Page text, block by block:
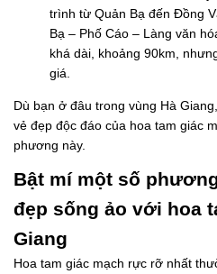
trình từ Quản Bạ đến Đồng
Bạ – Phố Cáo – Làng văn
khá dài, khoảng 90km,
giá.
Dù bạn ở đâu trong vùng Hà
vẻ đẹp độc đáo của hoa tam giác
phương này.
Bật mí một số
đẹp sống ảo với hoa
Giang
Hoa tam giác mạch rực rỡ nhất